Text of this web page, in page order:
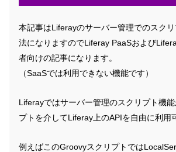
本記事はLiferayのサーバー管理でのスク
法になりますのでLiferay PaaSおよび
者向けの記事になります。
（SaaSでは利用できない機能です）
Liferayではサーバー管理のスクリプト機
プトを介してLiferay上のAPIを自由に利用
例えばこのGroovyスクリプトでは